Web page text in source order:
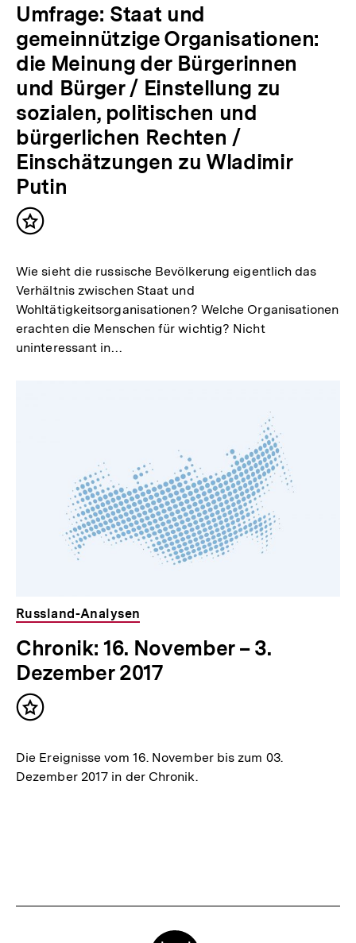
Umfrage: Staat und
gemeinnützige Organisationen:
die Meinung der Bürgerinnen
und Bürger / Einstellung zu
sozialen, politischen und
bürgerlichen Rechten /
Einschätzungen zu Wladimir
Putin
Inhalt
Wie sieht die russische Bevölkerung eigentlich das
Verhältnis zwischen Staat und
Wohltätigkeitsorganisationen? Welche Organisationen
erachten die Menschen für wichtig? Nicht
uninteressant in…
Russland-Analysen
Chronik: 16. November – 3.
Dezember 2017
Inhalt
Die Ereignisse vom 16. November bis zum 03.
Dezember 2017 in der Chronik.